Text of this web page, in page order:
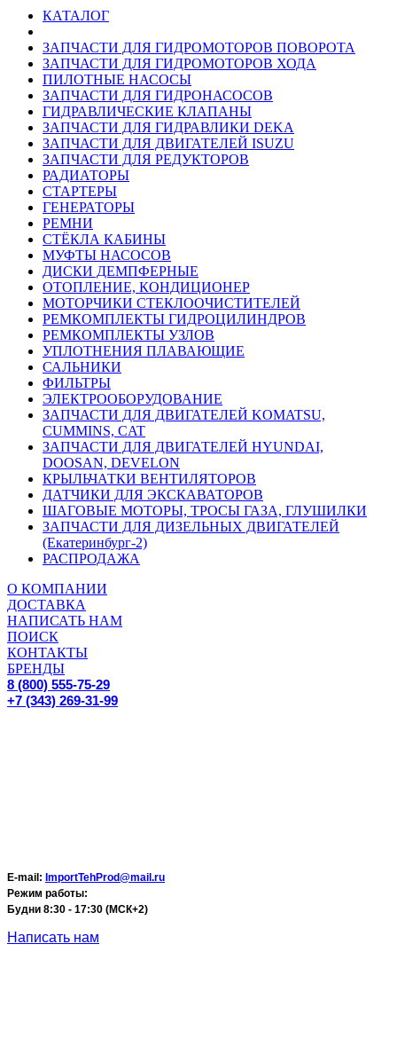
КАТАЛОГ
ЗАПЧАСТИ ДЛЯ ГИДРОМОТОРОВ ПОВОРОТА
ЗАПЧАСТИ ДЛЯ ГИДРОМОТОРОВ ХОДА
ПИЛОТНЫЕ НАСОСЫ
ЗАПЧАСТИ ДЛЯ ГИДРОНАСОСОВ
ГИДРАВЛИЧЕСКИЕ КЛАПАНЫ
ЗАПЧАСТИ ДЛЯ ГИДРАВЛИКИ DEKA
ЗАПЧАСТИ ДЛЯ ДВИГАТЕЛЕЙ ISUZU
ЗАПЧАСТИ ДЛЯ РЕДУКТОРОВ
РАДИАТОРЫ
СТАРТЕРЫ
ГЕНЕРАТОРЫ
РЕМНИ
СТЁКЛА КАБИНЫ
МУФТЫ НАСОСОВ
ДИСКИ ДЕМПФЕРНЫЕ
ОТОПЛЕНИЕ, КОНДИЦИОНЕР
МОТОРЧИКИ СТЕКЛООЧИСТИТЕЛЕЙ
РЕМКОМПЛЕКТЫ ГИДРОЦИЛИНДРОВ
РЕМКОМПЛЕКТЫ УЗЛОВ
УПЛОТНЕНИЯ ПЛАВАЮЩИЕ
САЛЬНИКИ
ФИЛЬТРЫ
ЭЛЕКТРООБОРУДОВАНИЕ
ЗАПЧАСТИ ДЛЯ ДВИГАТЕЛЕЙ KOMATSU,
CUMMINS, CAT
ЗАПЧАСТИ ДЛЯ ДВИГАТЕЛЕЙ HYUNDAI,
DOOSAN, DEVELON
КРЫЛЬЧАТКИ ВЕНТИЛЯТОРОВ
ДАТЧИКИ ДЛЯ ЭКСКАВАТОРОВ
ШАГОВЫЕ МОТОРЫ, ТРОСЫ ГАЗА, ГЛУШИЛКИ
ЗАПЧАСТИ ДЛЯ ДИЗЕЛЬНЫХ ДВИГАТЕЛЕЙ
(Екатеринбург-2)
РАСПРОДАЖА
О КОМПАНИИ
ДОСТАВКА
НАПИСАТЬ НАМ
ПОИСК
КОНТАКТЫ
БРЕНДЫ
8 (800) 555-75-29
+7 (343) 269-31-99
E-mail: ImportTehProd@mail.ru
Режим работы:
Будни 8:30 - 17:30 (МСК+2)
Написать нам